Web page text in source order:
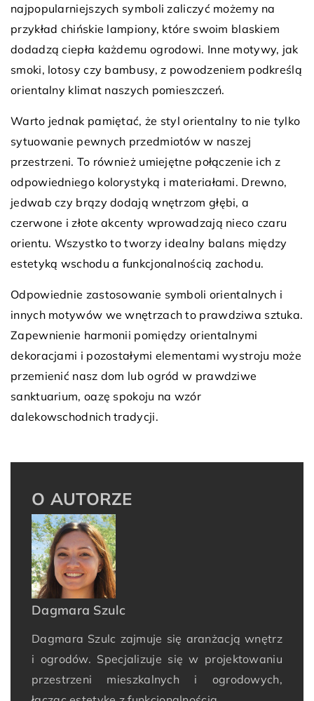
najpopularniejszych symboli zaliczyć możemy na
przykład chińskie lampiony, które swoim blaskiem
dodadzą ciepła każdemu ogrodowi. Inne motywy, jak
smoki, lotosy czy bambusy, z powodzeniem podkreślą
orientalny klimat naszych pomieszczeń.
Warto jednak pamiętać, że styl orientalny to nie tylko
sytuowanie pewnych przedmiotów w naszej
przestrzeni. To również umiejętne połączenie ich z
odpowiedniego kolorystyką i materiałami. Drewno,
jedwab czy brązy dodają wnętrzom głębi, a
czerwone i złote akcenty wprowadzają nieco czaru
orientu. Wszystko to tworzy idealny balans między
estetyką wschodu a funkcjonalnością zachodu.
Odpowiednie zastosowanie symboli orientalnych i
innych motywów we wnętrzach to prawdziwa sztuka.
Zapewnienie harmonii pomiędzy orientalnymi
dekoracjami i pozostałymi elementami wystroju może
przemienić nasz dom lub ogród w prawdziwe
sanktuarium, oazę spokoju na wzór
dalekowschodnich tradycji.
O AUTORZE
Dagmara Szulc
Dagmara Szulc zajmuje się aranżacją wnętrz
i ogrodów. Specjalizuje się w projektowaniu
przestrzeni mieszkalnych i ogrodowych,